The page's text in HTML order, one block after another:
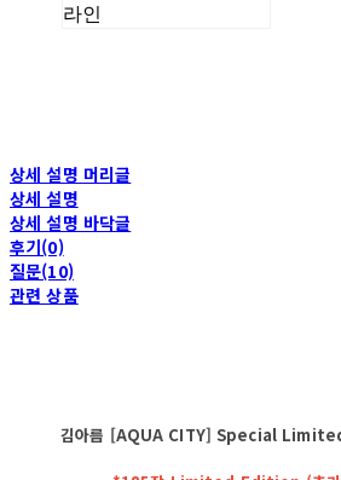
라인
상세 설명 머리글
상세 설명
상세 설명 바닥글
후기(0)
질문(10)
관련 상품
김아름 [AQUA CITY] Special